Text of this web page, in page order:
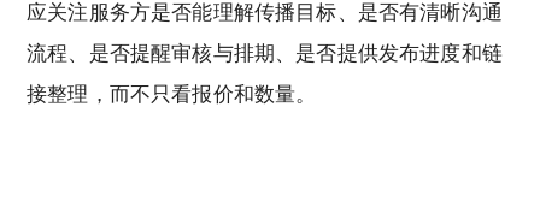
应关注服务方是否能理解传播目标、是否有清晰沟通
流程、是否提醒审核与排期、是否提供发布进度和链
接整理，而不只看报价和数量。